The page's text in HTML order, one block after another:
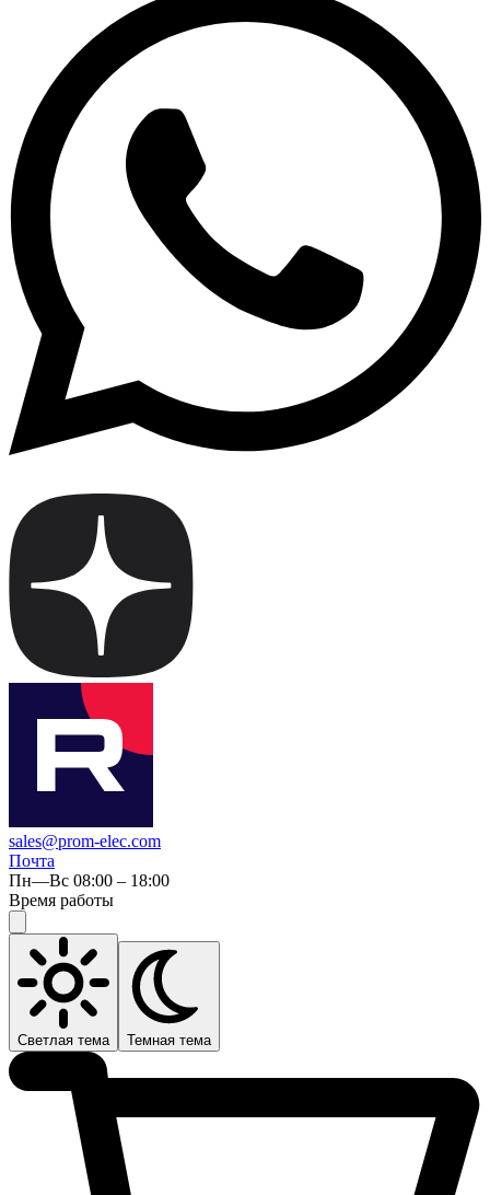
sales@prom-elec.com
Почта
Пн—Вс 08:00 – 18:00
Время работы
Светлая тема Темная тема